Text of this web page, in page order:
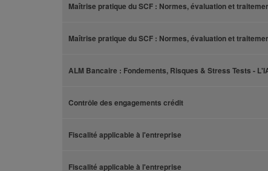
Maîtrise pratique du SCF : Normes, évaluation et
Maîtrise pratique du SCF : Normes, évaluation et
ALM Bancaire : Fondements, Risques & Stress Tests -
Contrôle des engagements crédit
Fiscalité applicable à l'entreprise
Fiscalité applicable à l'entreprise